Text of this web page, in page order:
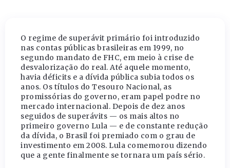
O regime de superávit primário foi introduzido
nas contas públicas brasileiras em 1999, no
segundo mandato de FHC, em meio à crise de
desvalorização do real. Até aquele momento,
havia déficits e a dívida pública subia todos os
anos. Os títulos do Tesouro Nacional, as
promissórias do governo, eram papel podre no
mercado internacional. Depois de dez anos
seguidos de superávits — os mais altos no
primeiro governo Lula — e de constante redução
da dívida, o Brasil foi premiado com o grau de
investimento em 2008. Lula comemorou dizendo
que a gente finalmente se tornara um país sério.